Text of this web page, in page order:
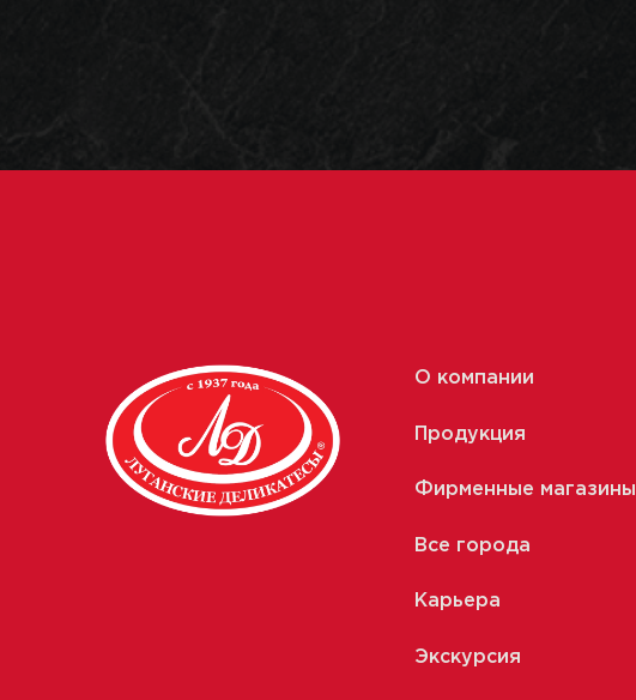
О компании
Продукция
Фирменные магазины
Все города
Карьера
Экскурсия